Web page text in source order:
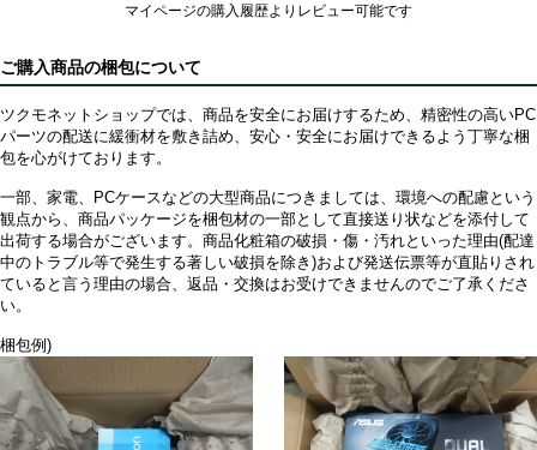
マイページの購入履歴よりレビュー可能です
ご購入商品の梱包について
ツクモネットショップでは、商品を安全にお届けするため、精密性の高いPC
パーツの配送に緩衝材を敷き詰め、安心・安全にお届けできるよう丁寧な梱
包を心がけております。
一部、家電、PCケースなどの大型商品につきましては、環境への配慮という
観点から、商品パッケージを梱包材の一部として直接送り状などを添付して
出荷する場合がございます。商品化粧箱の破損・傷・汚れといった理由(配達
中のトラブル等で発生する著しい破損を除き)および発送伝票等が直貼りされ
ていると言う理由の場合、返品・交換はお受けできませんのでご了承くださ
い。
梱包例)